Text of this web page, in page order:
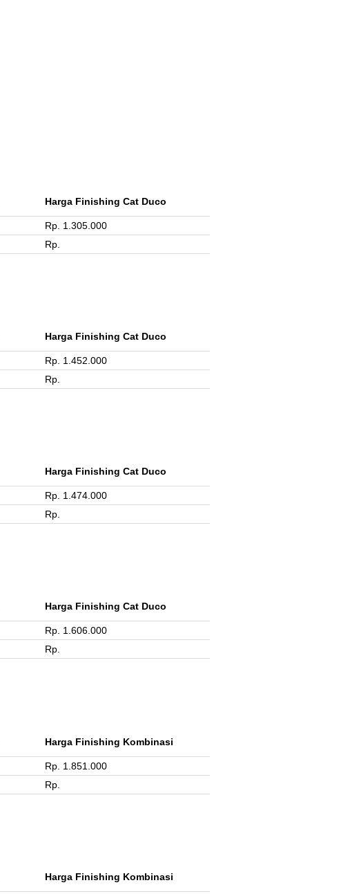
Harga Finishing Cat Duco
Rp. 1.305.000
Rp.
Harga Finishing Cat Duco
Rp. 1.452.000
Rp.
Harga Finishing Cat Duco
Rp. 1.474.000
Rp.
Harga Finishing Cat Duco
Rp. 1.606.000
Rp.
Harga Finishing Kombinasi
Rp. 1.851.000
Rp.
Harga Finishing Kombinasi